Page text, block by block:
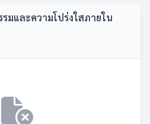
มและความโปร่งใสภายใน